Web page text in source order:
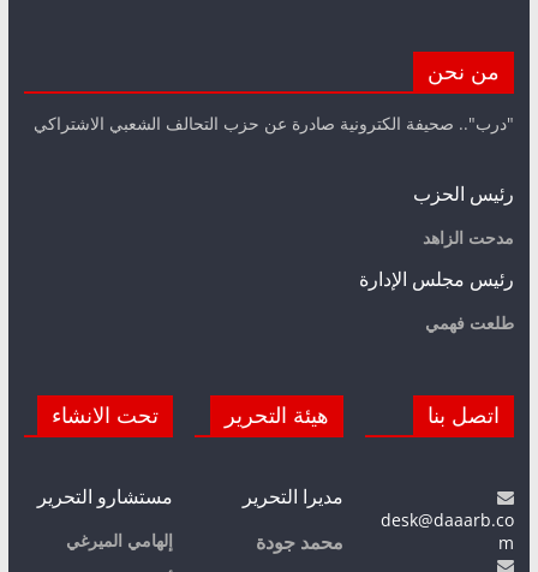
من نحن
"درب".. صحيفة الكترونية صادرة عن حزب التحالف الشعبي الاشتراكي
رئيس الحزب
مدحت الزاهد
رئيس مجلس الإدارة
طلعت فهمي
اتصل بنا
desk@daaarb.co
m
هيئة التحرير
مديرا التحرير
محمد جودة
تحت الانشاء
مستشارو التحرير
إلهامي الميرغي